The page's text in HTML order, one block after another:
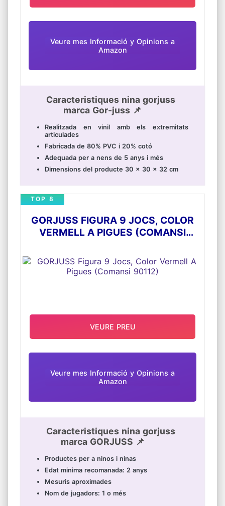
Veure mes Informació y Opinions a
Amazon
Caracteristiques nina gorjuss
marca Gor-juss 📌
Realitzada en vinil amb els extremitats
articulades
Fabricada de 80% PVC i 20% cotó
Adequada per a nens de 5 anys i més
Dimensions del producte 30 x 30 x 32 cm
GORJUSS FIGURA 9 JOCS, COLOR
VERMELL A PIGUES (COMANSI
TOP 8
Veure mes Informació y Opinions a
Amazon
Caracteristiques nina gorjuss
marca GORJUSS 📌
Productes per a ninos i ninas
Edat minima recomanada: 2 anys
Mesuris aproximades
Nom de jugadors: 1 o més
VEURE PREU